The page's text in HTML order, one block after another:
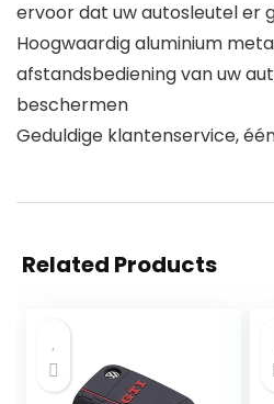
ervoor dat uw autosleutel er
Hoogwaardig aluminium
afstandsbediening van uw
beschermen
Geduldige klantenservice,
Related Products